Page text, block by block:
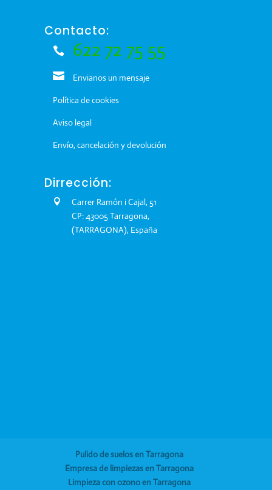
Contacto:
622 72 75 55
Envianos un mensaje
Política de cookies
Aviso legal
Envío, cancelación y devolución
Dirrección:
Carrer Ramón i Cajal, 51
CP: 43005 Tarragona,
(TARRAGONA), España
Pulido de suelos en Tarragona
Empresa de limpiezas en Tarragona
Limpieza con ozono en Tarragona